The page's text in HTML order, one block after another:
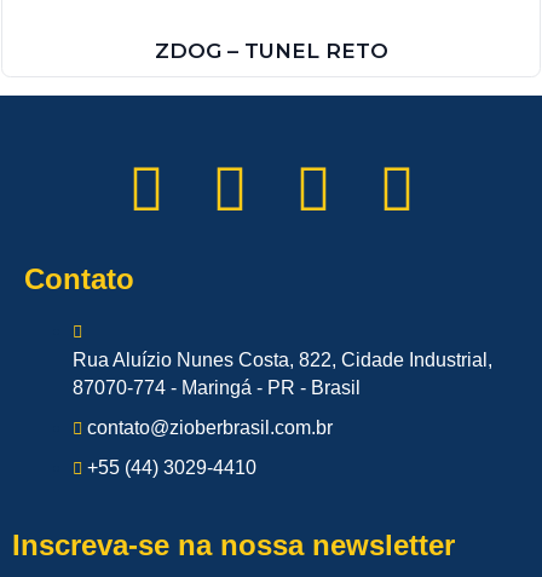
ZDOG – TUNEL RETO
Contato
Rua Aluízio Nunes Costa, 822, Cidade Industrial,
87070-774 - Maringá - PR - Brasil
contato@zioberbrasil.com.br
+55 (44) 3029-4410
Inscreva-se na nossa newsletter